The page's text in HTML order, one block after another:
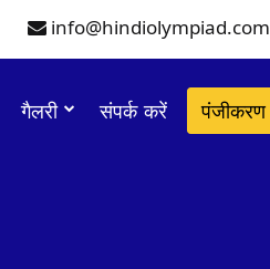
info@hindiolympiad.com
गैलरी संपर्क करें पंजीकरण